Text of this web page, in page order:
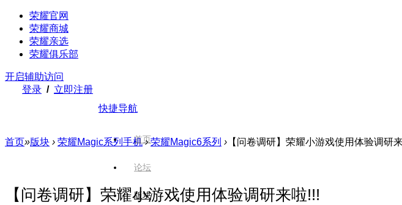
荣耀官网
荣耀商城
荣耀亲选
荣耀俱乐部
开启辅助访问
登录 / 立即注册
快捷导航
首页
论坛
版块
首页»版块 › 荣耀Magic系列手机 › 荣耀Magic6系列 › 【问卷调研】荣耀小游戏使用体验调研
【问卷调研】荣耀小游戏使用体验调研来啦!!!